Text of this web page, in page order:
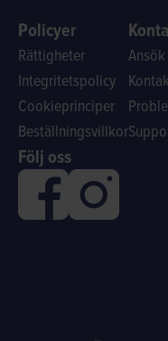
Policyer
Rättigheter
Integritetspolicy
Cookieprinciper
Beställningsvillkor
Följ oss